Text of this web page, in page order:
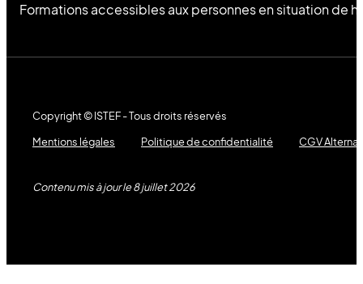
Formations accessibles aux personnes en situation de
Copyright © ISTEF - Tous droits réservés
Mentions légales
Politique de confidentialité CGV
Contenu mis à jour le 8 juillet 2026